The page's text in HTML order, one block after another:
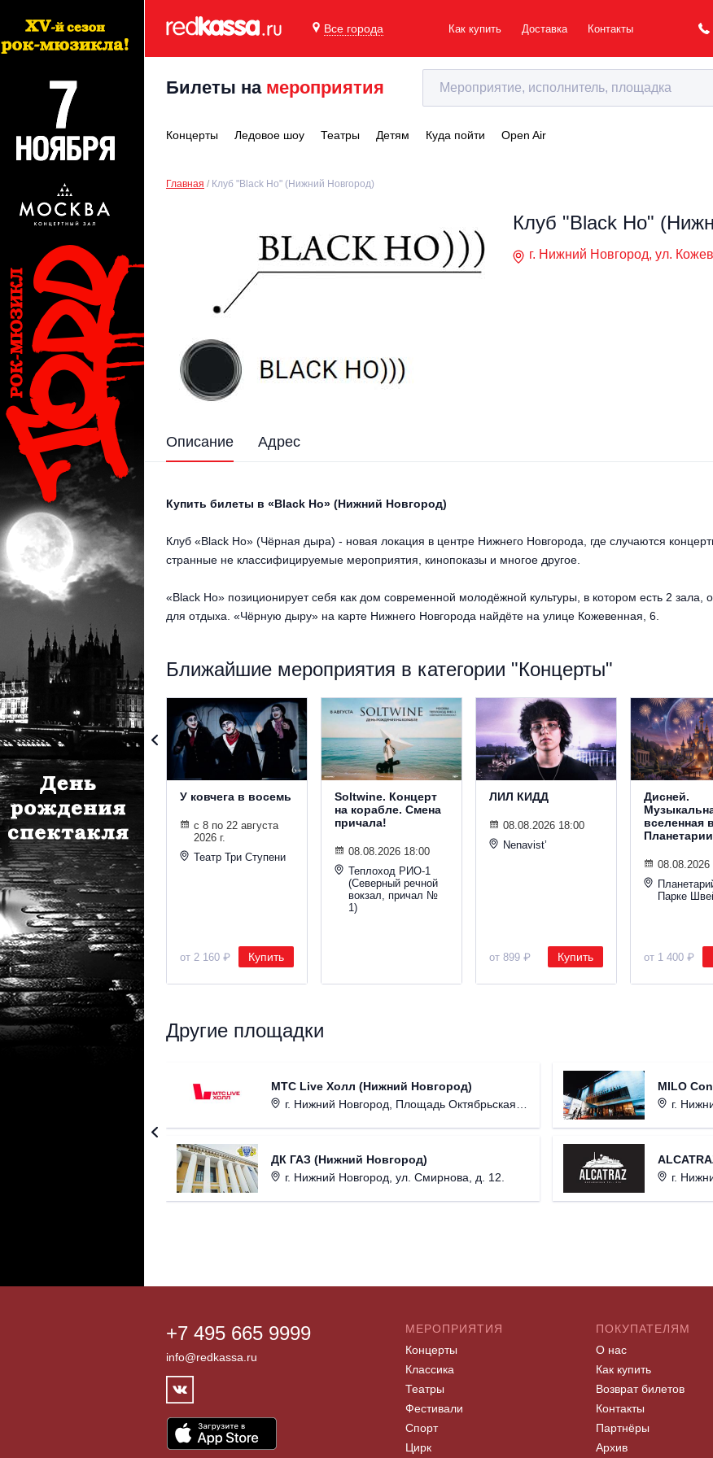
Все города Как купить Доставка Контакты
Билеты на мероприятия
Концерты Ледовое шоу Театры Детям Куда пойти Open Air
Главная Клуб "Black Ho" (Нижний Новгород)
Клуб "Black Ho"
г. Нижний Новгород, ул.
Описание Адрес
Купить билеты в «Black Ho» (Нижний Новгород)
Клуб «Black Ho» (Чёрная дыра) - новая локация в центре Нижнего Новгорода, где случаются
странные не классифицируемые мероприятия, кинопоказы и многое другое.
«Black Ho» позиционирует себя как дом современной молодёжной культуры, в котором есть 2 зала,
для отдыха. «Чёрную дыру» на карте Нижнего Новгорода найдёте на улице Кожевенная, 6.
Ближайшие мероприятия в категории "Концерты"
У ковчега в восемь
с 8 по 22 августа
2026 г.
Театр Три Ступени
от 2 160 ₽ Купить
Soltwine. Концерт
на корабле. Смена
причала!
08.08.2026 18:00
Теплоход РИО-1
(Северный речной
вокзал, причал №
1)
ЛИЛ КИДД
08.08.2026 18:00
Nenavist’
от 899 ₽ Купить
Дисней.
вселенная в
08.08.2026
Парке
от 1 400 ₽
Другие площадки
МТС Live Холл (Нижний Новгород)
г. Нижний Новгород, Площадь Октябрьская, д. 1.
ДК ГАЗ (Нижний Новгород)
г. Нижний Новгород, ул. Смирнова, д. 12.
MILO
г.
г.
+7 495 665 9999
info@redkassa.ru
МЕРОПРИЯТИЯ
Концерты
Классика
Театры
Фестивали
Спорт
Цирк
ПОКУПАТЕЛЯМ
О нас
Как купить
Возврат билетов
Контакты
Партнёры
Архив